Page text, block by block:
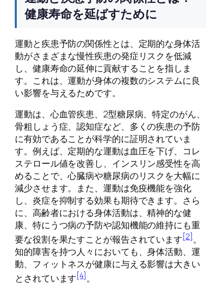
健康寿命を延ばすために
運動と疾患予防の関係性とは、定期的な身体活
動がさまざまな慢性疾患の発症リスクを低減
し、健康寿命の延伸に貢献することを指しま
す。これは、運動が身体の複数のシステムに良
い影響を与えるためです。
運動は、心血管疾患、2型糖尿病、特定のがん、
骨粗しょう症、認知症など、多くの疾患の予防
に有効であることが科学的に証明されていま
す。例えば、定期的な運動は血圧を下げ、コレ
ステロール値を改善し、インスリン感受性を高
めることで、心臓病や糖尿病のリスクを大幅に
減少させます。また、運動は免疫機能を強化
し、炎症を抑制する効果も期待できます。さら
に、高齢者における身体活動は、精神的な健
康、特にうつ病の予防や認知機能の維持にも重
要な役割を果たすことが報告されています[2]。
知的障害を持つ人々においても、身体活動、運
動、フィットネスが健康に与える影響は大きい
とされています[4]。